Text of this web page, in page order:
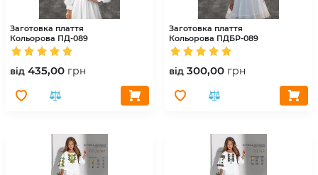
Заготовка плаття
Кольорова ПД-089
вiд 435,00 грн
Заготовка плаття
Кольорова ПДБР-089
вiд 300,00 грн